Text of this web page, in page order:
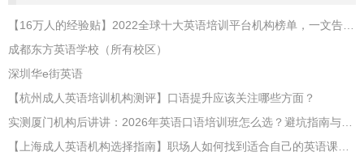
【16万人的经验贴】2022全球十大英语培训平台机构榜单，一文告诉你
成都东方英语学校（所有校区）
深圳华e街英语
【杭州成人英语培训机构测评】口语提升应该关注哪些方面？
实测厦门机构后讲讲：2026年英语口语培训班怎么选？避坑指南与高效学习新范式
【上海成人英语机构选择指南】职场人如何找到适合自己的英语课程？